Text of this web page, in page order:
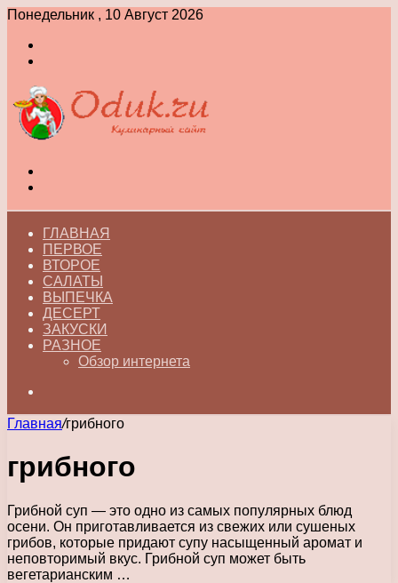
Понедельник , 10 Август 2026
ГЛАВНАЯ
ПЕРВОЕ
ВТОРОЕ
САЛАТЫ
ВЫПЕЧКА
ДЕСЕРТ
ЗАКУСКИ
РАЗНОЕ
Обзор интернета
Главная/грибного
грибного
Грибной суп — это одно из самых популярных блюд
осени. Он приготавливается из свежих или сушеных
грибов, которые придают супу насыщенный аромат и
неповторимый вкус. Грибной суп может быть
вегетарианским …